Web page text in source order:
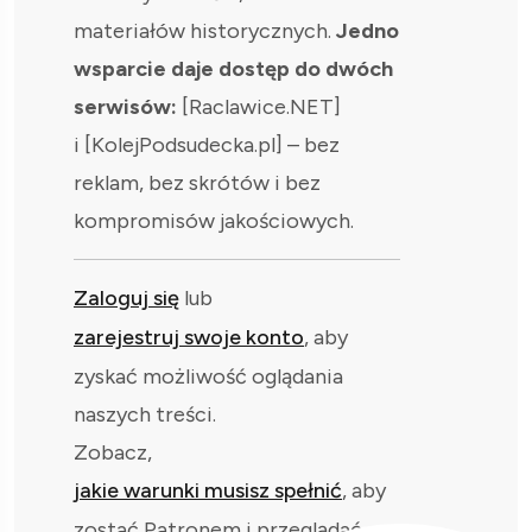
materiałów historycznych. Jedno
wsparcie daje dostęp do dwóch
serwisów: [Raclawice.NET]
i [KolejPodsudecka.pl] – bez
reklam, bez skrótów i bez
kompromisów jakościowych.
Zaloguj się lub
zarejestruj swoje konto, aby
zyskać możliwość oglądania
naszych treści.
Zobacz,
jakie warunki musisz spełnić, aby